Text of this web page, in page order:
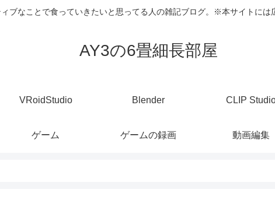
ブなことで食っていきたいと思ってる人の雑記ブログ。※本サイトには
AY3の6畳細長部屋
VRoidStudio Blender CLIP
ゲーム ゲームの録画 動画編集